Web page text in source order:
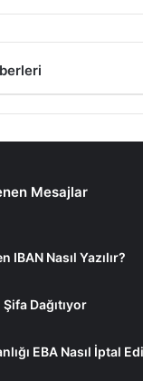
Mesajlar
IBAN Nasıl Yazılır?
Dağıtıyor
EBA Nasıl İptal